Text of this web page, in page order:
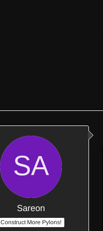
Sareon
Construct More Pylons!